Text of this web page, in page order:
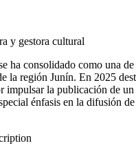
y gestora cultural
ha consolidado como una
la región Junín. En 2025
impulsar la publicación de
énfasis en la difusión de